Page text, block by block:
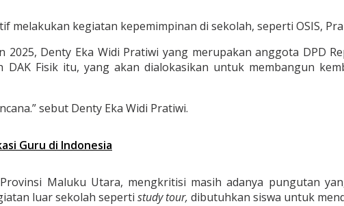
kegiatan kepemimpinan di sekolah, seperti OSIS,
2025, Denty Eka Widi Pratiwi yang merupakan anggota DPD
Fisik itu, yang akan dialokasikan untuk membangun
sebut Denty Eka Widi Pratiwi.
Guru di Indonesia
Maluku Utara, mengkritisi masih adanya pungutan
luar sekolah seperti study tour, dibutuhkan siswa untuk